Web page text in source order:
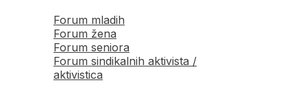
Forum mladih
Forum žena
Forum seniora
Forum sindikalnih aktivista /
aktivistica